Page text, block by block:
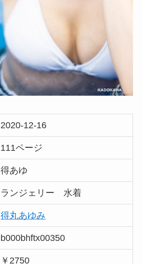
2020-12-16
111ページ
得あゆ
ランジェリー 水着
得丸あゆみ
b000bhftx00350
￥2750